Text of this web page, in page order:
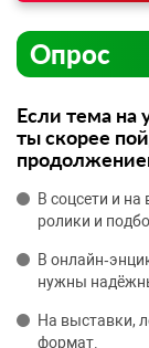
Опрос
Если тема на
ты скорее
В соцсети и
ролики и
В
нужны
На выставки,
формат.